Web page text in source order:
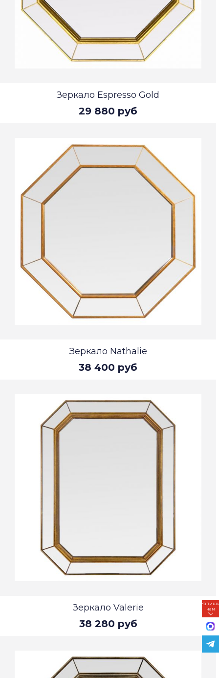
Зеркало Espresso Gold
29 880 руб
Зеркало Nathalie
38 400 руб
Зеркало Valerie
38 280 руб
нам